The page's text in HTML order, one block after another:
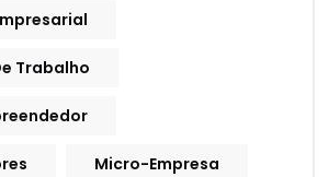
Trabalho
Micro-Empresa